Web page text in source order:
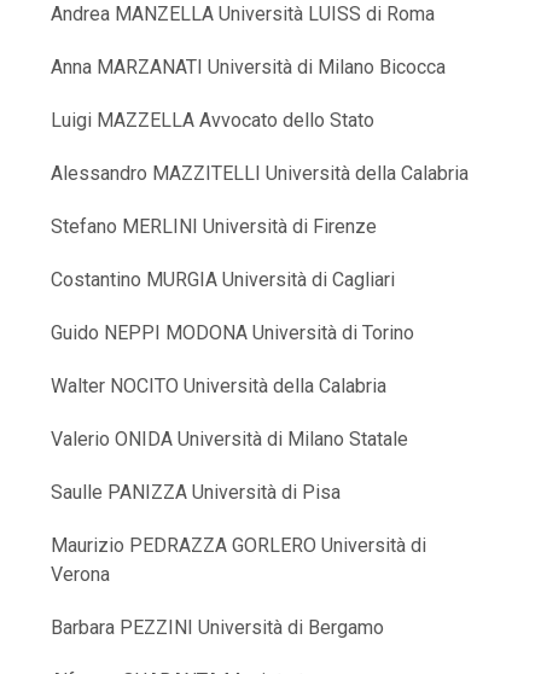
Andrea MANZELLA Università LUISS di Roma
Anna MARZANATI Università di Milano Bicocca
Luigi MAZZELLA Avvocato dello Stato
Alessandro MAZZITELLI Università della Calabria
Stefano MERLINI Università di Firenze
Costantino MURGIA Università di Cagliari
Guido NEPPI MODONA Università di Torino
Walter NOCITO Università della Calabria
Valerio ONIDA Università di Milano Statale
Saulle PANIZZA Università di Pisa
Maurizio PEDRAZZA GORLERO Università di
Verona
Barbara PEZZINI Università di Bergamo